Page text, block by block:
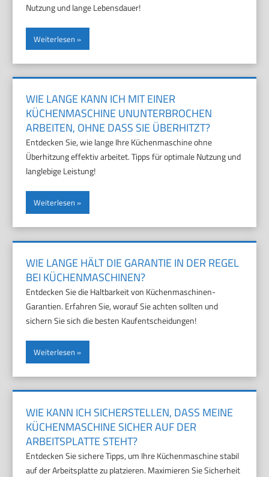
Nutzung und lange Lebensdauer!
Weiterlesen
WIE LANGE KANN ICH MIT EINER
KÜCHENMASCHINE UNUNTERBROCHEN
ARBEITEN, OHNE DASS SIE ÜBERHITZT?
Entdecken Sie, wie lange Ihre Küchenmaschine ohne
Überhitzung effektiv arbeitet. Tipps für optimale Nutzung und
langlebige Leistung!
Weiterlesen
WIE LANGE HÄLT DIE GARANTIE IN DER REGEL
BEI KÜCHENMASCHINEN?
Entdecken Sie die Haltbarkeit von Küchenmaschinen-
Garantien. Erfahren Sie, worauf Sie achten sollten und
sichern Sie sich die besten Kaufentscheidungen!
Weiterlesen
WIE KANN ICH SICHERSTELLEN, DASS MEINE
KÜCHENMASCHINE SICHER AUF DER
ARBEITSPLATTE STEHT?
Entdecken Sie sichere Tipps, um Ihre Küchenmaschine stabil
auf der Arbeitsplatte zu platzieren. Maximieren Sie Sicherheit